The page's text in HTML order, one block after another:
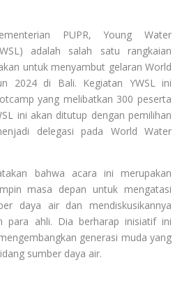
PUPR, Young Water
adalah salah satu rangkaian
untuk menyambut gelaran World
2024 di Bali. Kegiatan YWSL ini
yang melibatkan 300 peserta
ini akan ditutup dengan pemilihan
delegasi pada World Water
bahwa acara ini merupakan
masa depan untuk mengatasi
daya air dan mendiskusikannya
para ahli. Dia berharap inisiatif ini
generasi muda yang
sumber daya air.